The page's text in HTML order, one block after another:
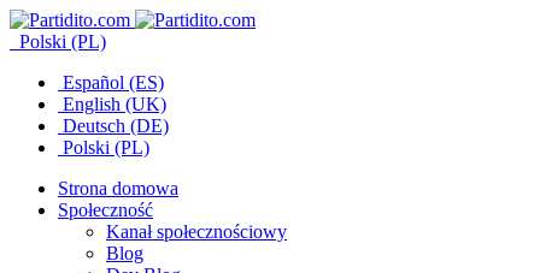
Polski (PL)
Español (ES)
English (UK)
Deutsch (DE)
Polski (PL)
Strona domowa
Społeczność
Kanał społecznościowy
Blog